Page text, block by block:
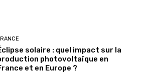
solaire : quel impact sur la
photovoltaïque en
et en Europe ?